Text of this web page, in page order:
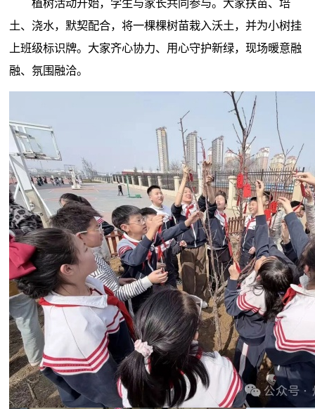
土、浇水，默契配合，将一棵棵树苗栽入沃土，并为小树挂
上班级标识牌。大家齐心协力、用心守护新绿，现场暖意融
融、氛围融洽。